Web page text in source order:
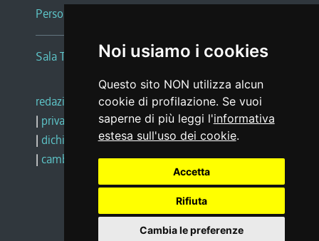
Noi usiamo i cookies
Questo sito NON utilizza alcun
cookie di profilazione. Se vuoi
saperne di più leggi l'informativa
estesa sull'uso dei cookie.
Accetta
Rifiuta
Cambia le preferenze
Persone e Uffici
Sala Tiziano Tessitori
redazione web |note legali |glossario
| privacy
social media policy
| dichiarazione di accessibilità |feedback
| cambio preferenze cookie
Realizzato da